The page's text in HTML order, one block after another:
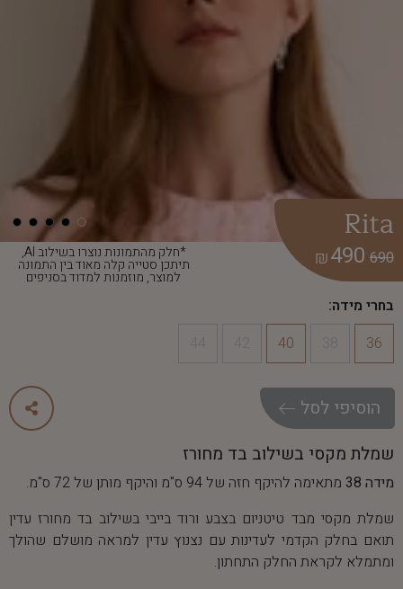
*חלק מהתמונות נוצרו בשילוב AI,
תיתכן סטייה קלה מאוד בין התמונה
למוצר, מוזמנות למדוד בסניפים
Rita
690
490
₪
בחרי מידה:
36
40
הוסיפי לסל
שמלת מקסי בשילוב בד מחורז
מידה 38
מתאימה להיקף חזה של 94 ס"מ והיקף מותן של 72 ס"מ.
שמלת מקסי מבד טיטניום בצבע ורוד בייבי בשילוב בד מחורז עדין
תואם בחלק הקדמי לעדינות עם נצנוץ עדין למראה מושלם שהולך
ומתמלא לקראת החלק התחתון.